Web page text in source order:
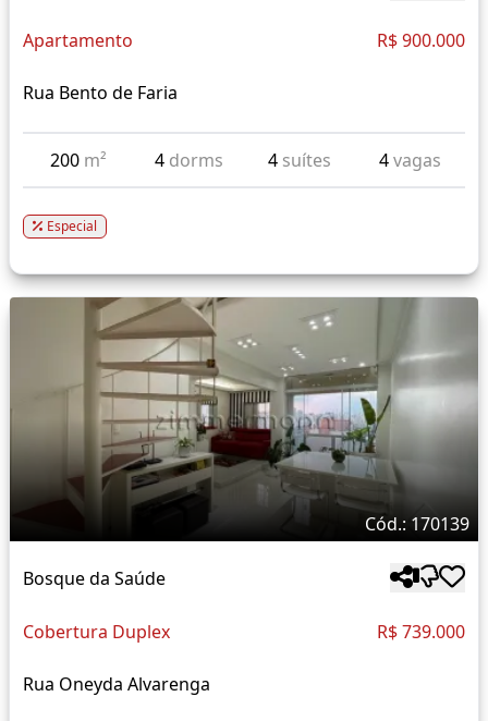
Apartamento R$ 900.000
Rua Bento de Faria
200 m² 4 dorms 4 suítes 4vagas
Especial
Cód.: 170139
Bosque da Saúde
Cobertura Duplex R$ 739.000
Rua Oneyda Alvarenga